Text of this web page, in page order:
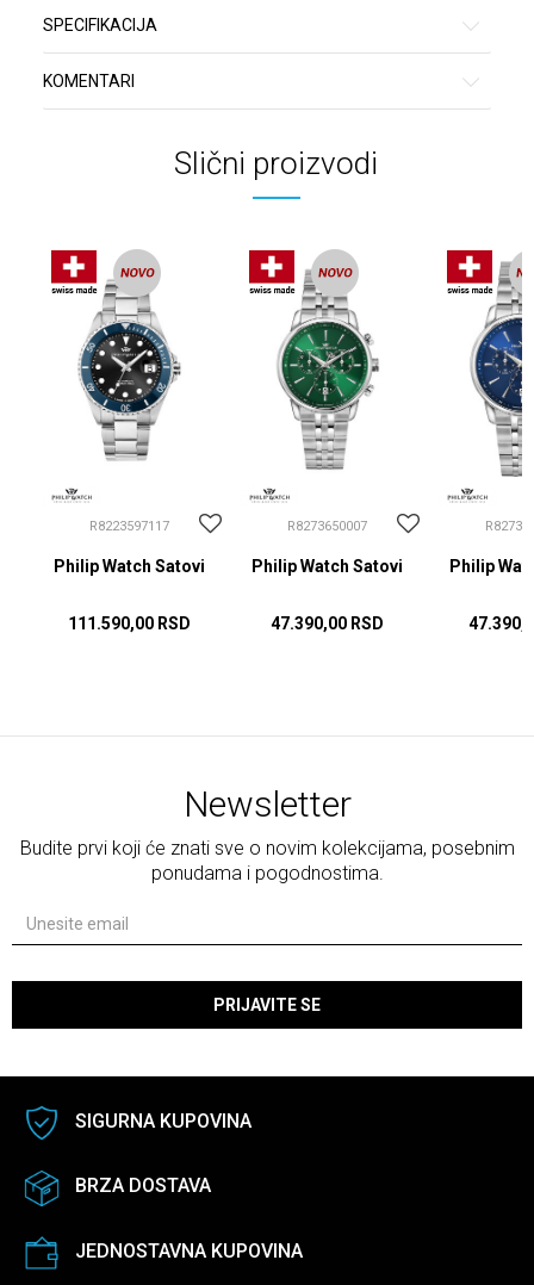
SPECIFIKACIJA
KOMENTARI
Slični proizvodi
R8223597117
Philip Watch Satovi
111.590,00 RSD
R8273650007
Philip Watch Satovi
47.390,00 RSD
Philip
Newsletter
Budite prvi koji će znati sve o novim kolekcijama, posebnim
ponudama i pogodnostima.
PRIJAVITE SE
SIGURNA KUPOVINA
BRZA DOSTAVA
JEDNOSTAVNA KUPOVINA